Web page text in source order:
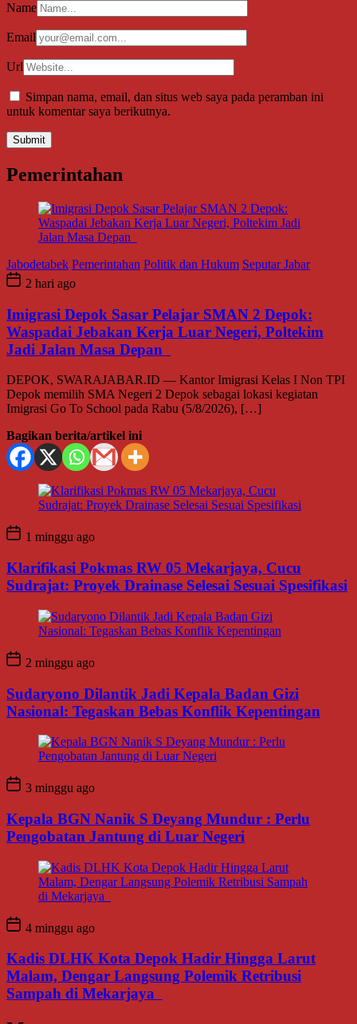
Name
Email
Url
Simpan nama, email, dan situs web saya pada peramban ini
untuk komentar saya berikutnya.
Pemerintahan
Jabodetabek Pemerintahan Politik dan Hukum Seputar Jabar
2 hari ago
Imigrasi Depok Sasar Pelajar SMAN 2 Depok:
Waspadai Jebakan Kerja Luar Negeri, Poltekim
Jadi Jalan Masa Depan
DEPOK, SWARAJABAR.ID — Kantor Imigrasi Kelas I Non TPI
Depok memilih SMA Negeri 2 Depok sebagai lokasi kegiatan
Imigrasi Go To School pada Rabu (5/8/2026), […]
Bagikan berita/artikel ini
1 minggu ago
Klarifikasi Pokmas RW 05 Mekarjaya, Cucu
Sudrajat: Proyek Drainase Selesai Sesuai Spesifikasi
2 minggu ago
Sudaryono Dilantik Jadi Kepala Badan Gizi
Nasional: Tegaskan Bebas Konflik Kepentingan
3 minggu ago
Kepala BGN Nanik S Deyang Mundur : Perlu
Pengobatan Jantung di Luar Negeri
4 minggu ago
Kadis DLHK Kota Depok Hadir Hingga Larut
Malam, Dengar Langsung Polemik Retribusi
Sampah di Mekarjaya